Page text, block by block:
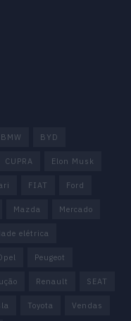
BMW BYD
CUPRA Elon Musk
FIAT Ford
Mazda Mercado
elétrica
Peugeot
Renault SEAT
Toyota Vendas